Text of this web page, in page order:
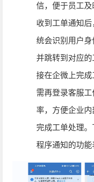
信，便于员工
收到工单通知
统会识别用户身
并跳转到对应
接在企微上完
需再登录客服
率，方便企业
完成工单处理
程序通知的功能